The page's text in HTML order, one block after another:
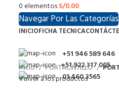
0elementosS/0.00
Navegar Por Las Categorías
INICIOFICHA TECNICA
+51 946 589 646
+51 922 317 005
01 460 3565
Inicio PORTACINTILLO
Volver a los productos